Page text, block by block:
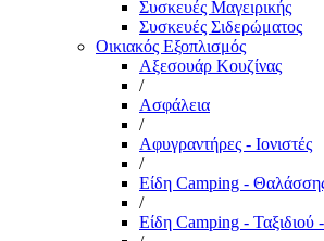
Συσκευές Μαγειρικής
Συσκευές Σιδερώματος
Οικιακός Εξοπλισμός
Αξεσουάρ Κουζίνας
/
Ασφάλεια
/
Αφυγραντήρες - Ιονιστές
/
Είδη Camping -
/
Είδη Camping -